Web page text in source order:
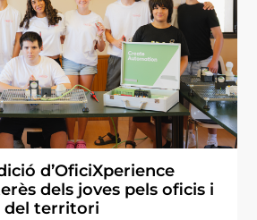
d’OficiXperience
dels joves pels oficis i
del territori